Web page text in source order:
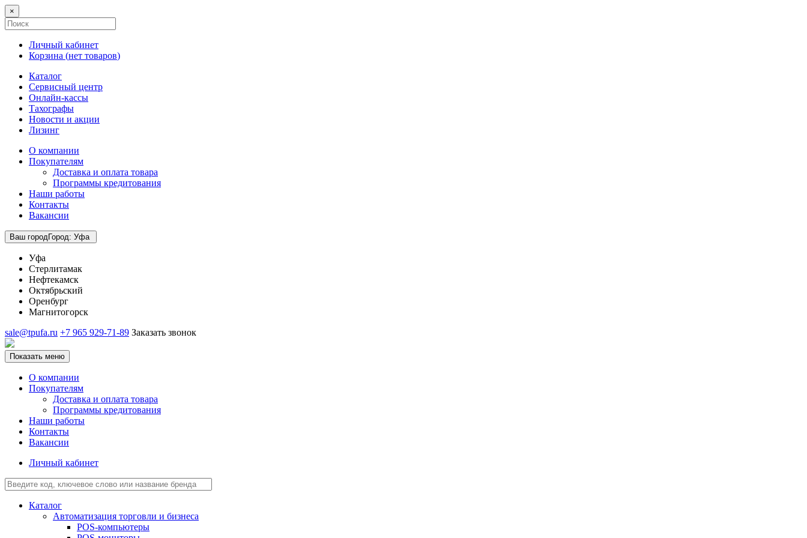
×
Личный кабинет
Корзина (нет товаров)
Каталог
Сервисный центр
Онлайн-кассы
Тахографы
Новости и акции
Лизинг
О компании
Покупателям
Доставка и оплата товара
Программы кредитования
Наши работы
Контакты
Вакансии
Ваш городГород: Уфа
Уфа
Стерлитамак
Нефтекамск
Октябрьский
Оренбург
Магнитогорск
sale@tpufa.ru +7 965 929-71-89 Заказать звонок
Показать меню
О компании
Покупателям
Доставка и оплата товара
Программы кредитования
Наши работы
Контакты
Вакансии
Личный кабинет
Каталог
Автоматизация торговли и бизнеса
POS-компьютеры